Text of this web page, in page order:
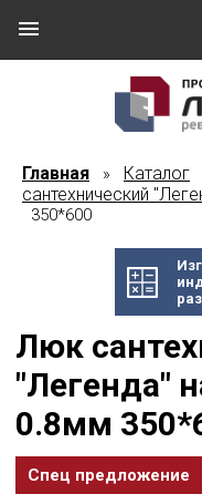
Главная » Каталог
сантехнический
350*600
Люк
"Легенда"
0.8мм
Спец предложение